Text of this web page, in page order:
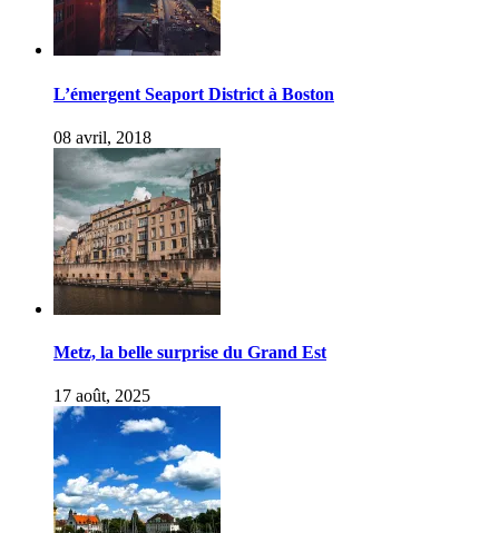
L’émergent Seaport District à Boston
08 avril, 2018
Metz, la belle surprise du Grand Est
17 août, 2025